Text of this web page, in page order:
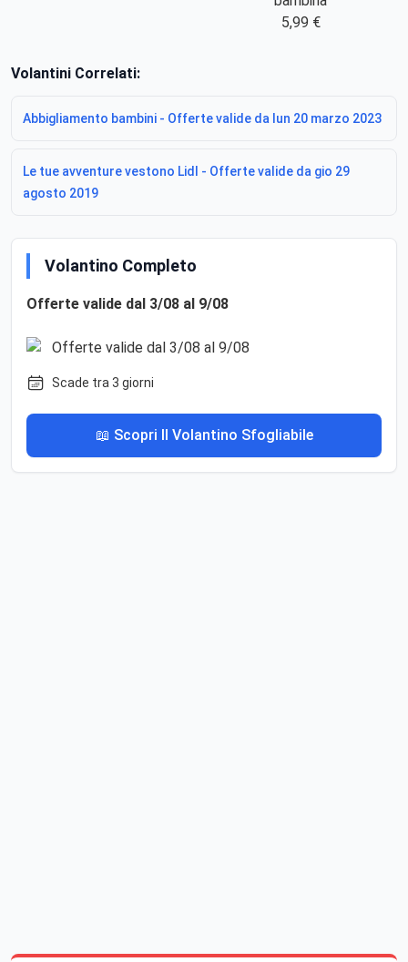
5,99 €
Volantini Correlati:
Abbigliamento bambini - Offerte valide da lun 20 marzo 2023
Le tue avventure vestono Lidl - Offerte valide da gio 29
agosto 2019
Volantino Completo
Offerte valide dal 3/08 al 9/08
Scade tra 3 giorni
📖 Scopri Il Volantino Sfogliabile